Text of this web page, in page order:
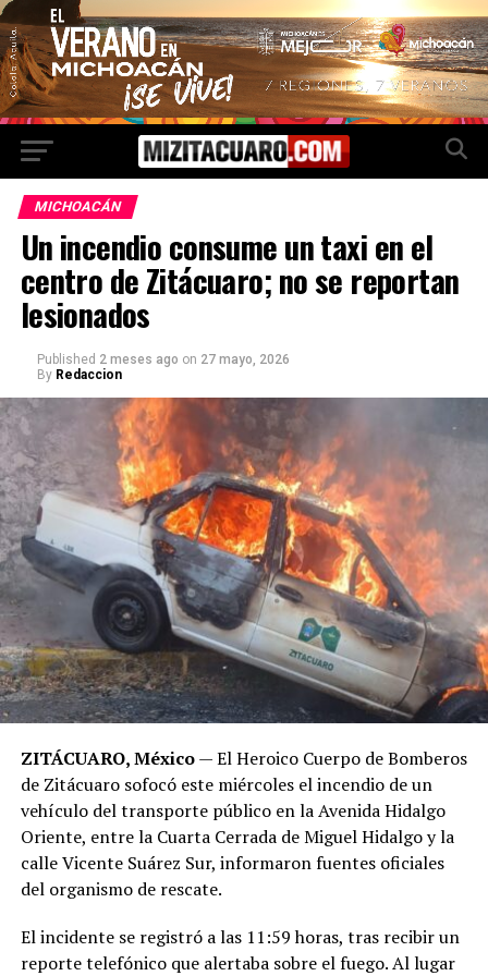
MICHOACÁN
Un incendio consume un taxi en el
centro de Zitácuaro; no se reportan
lesionados
Published 2 meses ago on 27 mayo, 2026
By Redaccion
ZITÁCUARO, México— El Heroico Cuerpo de Bomberos
de Zitácuaro sofocó este miércoles el incendio de un
vehículo del transporte público en la Avenida Hidalgo
Oriente, entre la Cuarta Cerrada de Miguel Hidalgo y la
calle Vicente Suárez Sur, informaron fuentes oficiales
del organismo de rescate.
​El incidente se registró a las 11:59 horas, tras recibir un
reporte telefónico que alertaba sobre el fuego. Al lugar